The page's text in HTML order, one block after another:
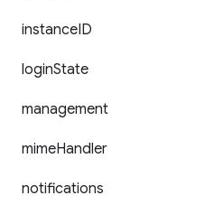
instanceID
loginState
management
mimeHandler
notifications